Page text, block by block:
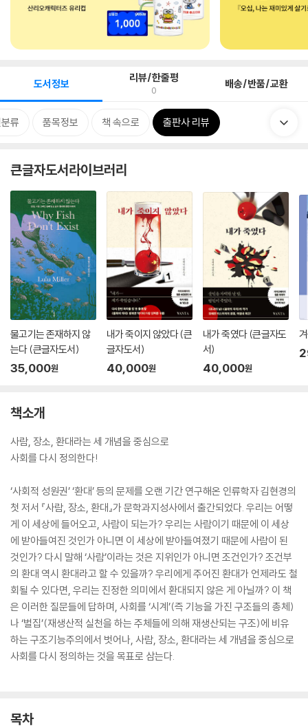
도서정보 리뷰/한줄평
0 배송/반품/교환
류 품목정보 책 속으로 출판사 리뷰
큰글자도서라이브러리
물고기는 존재하지 않
는다 (큰글자도서)
35,000원
내가 죽이지 않았다 (큰
글자도서)
40,000원
내가 죽였다 (큰글자도
서)
40,000원
책소개
사람, 장소, 환대라는 세 개념을 중심으로
사회를 다시 정의한다!
‘사회적 성원권’ ‘환대’ 등의 문제를 오랜 기간 연구해온 인류학자 김현경의
첫 저서 『사람, 장소, 환대』가 문학과지성사에서 출간되었다. 우리는 어떻
게 이 세상에 들어오고, 사람이 되는가? 우리는 사람이기 때문에 이 세상
에 받아들여진 것인가 아니면 이 세상에 받아들여졌기 때문에 사람이 된
것인가? 다시 말해 ‘사람’이라는 것은 지위인가 아니면 조건인가? 조건부
의 환대 역시 환대라고 할 수 있을까? 우리에게 주어진 환대가 언제라도 철
회될 수 있다면, 우리는 진정한 의미에서 환대되지 않은 게 아닐까? 이 책
은 이러한 질문들에 답하며, 사회를 ‘시계’(즉 기능을 가진 구조들의 총체)
나 ‘벌집’(재생산적 실천을 하는 주체들에 의해 재생산되는 구조)에 비유
하는 구조기능주의에서 벗어나, 사람, 장소, 환대라는 세 개념을 중심으로
사회를 다시 정의하는 것을 목표로 삼는다.
목차